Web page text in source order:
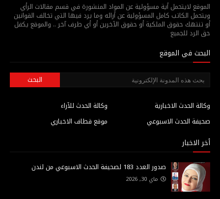
الموقع لايتحمل أية مسؤولية عن المواد المنشورة في قسم مقالات الرأي
ويتحمل الكاتب كامل المسؤولية عن أرائه وما يرد فيها التي تخالف القوانين
أو تنتهك حقوق الملكية أو حقوق الآخرين أو أي طرف آخر .. والموقع يكفل
حق الرد للجميع
البحث في الموقع
وكالة الحدث للآراء
وكالة الحدث الاخبارية
موقع قطاف الاخباري
صحيفة الحدث الاسبوعي
أخر الاخبار
صدور العدد 183 لصحيفة الحدث الاسبوعي من لندن
ماي 30, 2026